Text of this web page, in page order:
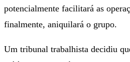
potencialmente facilitará as
finalmente, aniquilará o grupo.
Um tribunal trabalhista decidiu